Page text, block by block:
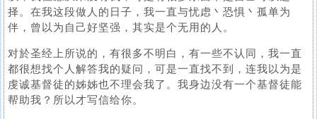
择。在我这段做人的日子，我一直与忧虑丶恐惧丶孤单为
伴，曾以为自己好坚强，其实是个无用的人。
对於圣经上所说的，有很多不明白，有一些不认同，我一直
都很想找个人解答我的疑问，可是一直找不到，连我以为是
虔诚基督徒的姊姊也不理会我了。我身边没有一个基督徒能
帮助我？所以才写信给你。